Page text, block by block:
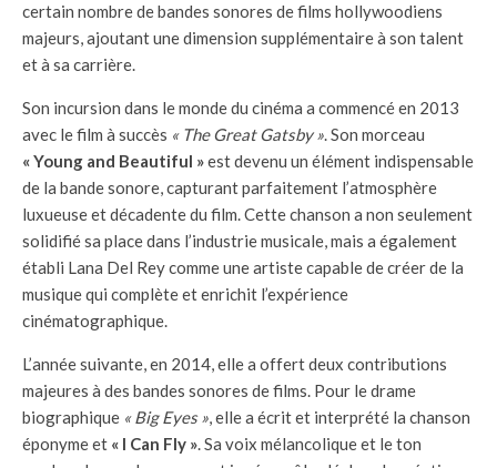
certain nombre de bandes sonores de films hollywoodiens
majeurs, ajoutant une dimension supplémentaire à son talent
et à sa carrière.
Son incursion dans le monde du cinéma a commencé en 2013
avec le film à succès « The Great Gatsby ». Son morceau
« Young and Beautiful »est devenu un élément indispensable
de la bande sonore, capturant parfaitement l’atmosphère
luxueuse et décadente du film. Cette chanson a non seulement
solidifié sa place dans l’industrie musicale, mais a également
établi Lana Del Rey comme une artiste capable de créer de la
musique qui complète et enrichit l’expérience
cinématographique.
L’année suivante, en 2014, elle a offert deux contributions
majeures à des bandes sonores de films. Pour le drame
biographique « Big Eyes », elle a écrit et interprété la chanson
éponyme et « I Can Fly ». Sa voix mélancolique et le ton